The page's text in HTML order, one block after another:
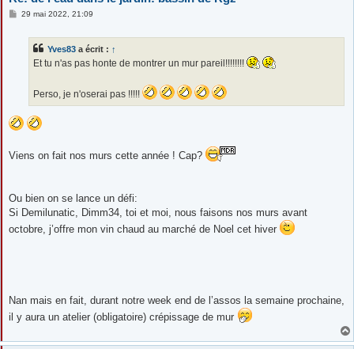
M29 mai 2022, 21:09
Yves83 a écrit : ↑
Et tu n'as pas honte de montrer un mur pareil!!!!!!!!
Perso, je n'oserai pas !!!!!
Viens on fait nos murs cette année ! Cap?
Ou bien on se lance un défi:
Si Demilunatic, Dimm34, toi et moi, nous faisons nos murs avant
octobre, j’offre mon vin chaud au marché de Noel cet hiver
Nan mais en fait, durant notre week end de l’assos la semaine prochaine,
il y aura un atelier (obligatoire) crépissage de mur